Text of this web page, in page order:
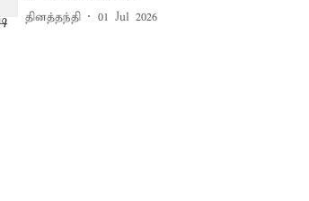
தினத்தந்தி 01 Jul 2026